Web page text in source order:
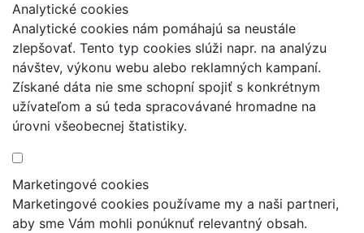
Analytické cookies
Analytické cookies nám pomáhajú sa neustále
zlepšovať. Tento typ cookies slúži napr. na analýzu
návštev, výkonu webu alebo reklamných kampaní.
Získané dáta nie sme schopní spojiť s konkrétnym
užívateľom a sú teda spracovávané hromadne na
úrovni všeobecnej štatistiky.
Marketingové cookies
Marketingové cookies používame my a naši partneri,
aby sme Vám mohli ponúknuť relevantný obsah.